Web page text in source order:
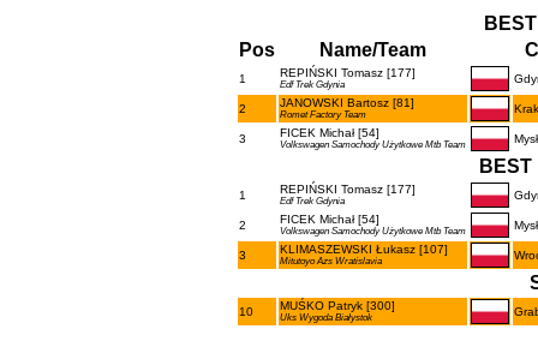
Pos
Name/Team
1 REPIŃSKI Tomasz [177]
Edf Trek Gdynia
2 JANOWSKI Bartosz [81]
Romet Factory Team
3 FICEK Michał [54]
Volkswagen Samochody Użytkowe Mtb Team
BEST
1 REPIŃSKI Tomasz [177]
Edf Trek Gdynia
2 FICEK Michał [54]
Volkswagen Samochody Użytkowe Mtb Team
3 KLIMASZEWSKI Łukasz [107]
Mitutoyo Azs Wratislavia
10 MUŚKO Patryk [300]
Uks Wygoda Białystok